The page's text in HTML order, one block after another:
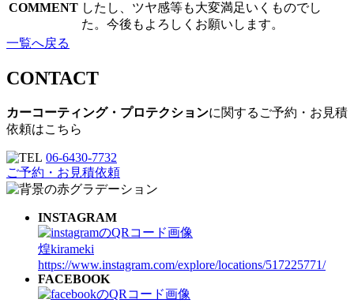
COMMENT したし、ツヤ感等も大変満足いくものでし
た。今後もよろしくお願いします。
一覧へ戻る
CONTACT
カーコーティング・プロテクションに関するご予約・お見積
依頼はこちら
06-6430-7732
ご予約・お見積依頼
INSTAGRAM
煌kirameki
https://www.instagram.com/explore/locations/517225771/
FACEBOOK